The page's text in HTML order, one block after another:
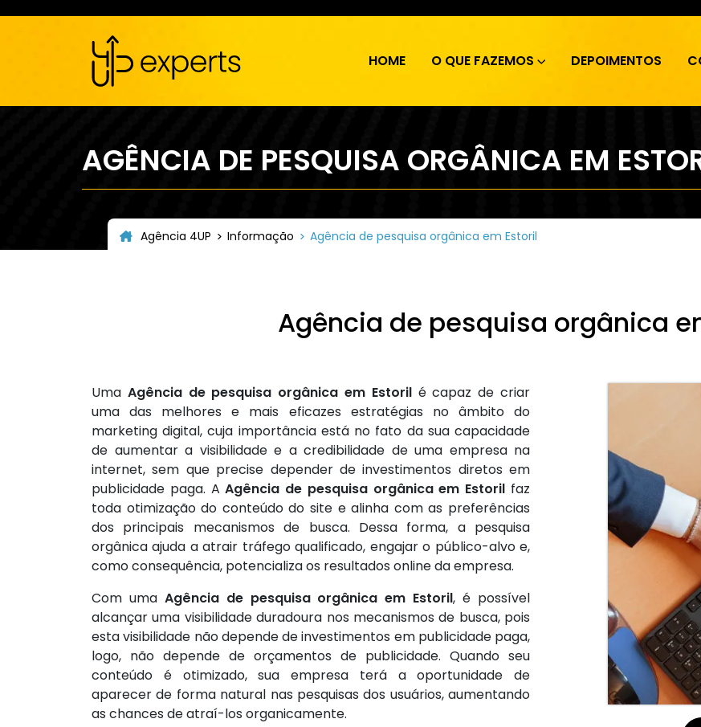
HOME O QUE FAZEMOS DEPOIMENTOS
AGÊNCIA DE PESQUISA ORGÂNICA EM
Agência 4UP Informação Agência de pesquisa orgânica em Estoril
Agência de pesquisa orgânica
Uma Agência de pesquisa orgânica em Estorilé capaz de criar
uma das melhores e mais eficazes estratégias no âmbito do
marketing digital, cuja importância está no fato da sua capacidade
de aumentar a visibilidade e a credibilidade de uma empresa na
internet, sem que precise depender de investimentos diretos em
publicidade paga. AAgência de pesquisa orgânica em Estoril faz
toda otimização do conteúdo do site e alinha com as preferências
dos principais mecanismos de busca. Dessa forma, a pesquisa
orgânica ajuda a atrair tráfego qualificado, engajar o público-alvo e,
como consequência, potencializa os resultados online da empresa.
Com uma Agência de pesquisa orgânica em Estoril, é possível
alcançar uma visibilidade duradoura nos mecanismos de busca, pois
esta visibilidade não depende de investimentos em publicidade paga,
logo, não depende de orçamentos de publicidade. Quando seu
conteúdo é otimizado, sua empresa terá a oportunidade de
aparecer de forma natural nas pesquisas dos usuários, aumentando
as chances de atraí-los organicamente.